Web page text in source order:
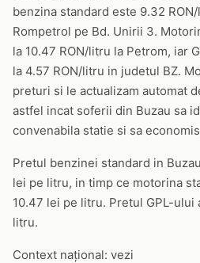
benzina standard este 9.32
Rompetrol pe Bd. Unirii 3.
la 10.47 RON/litru la Petrom, iar
la 4.57 RON/litru in judetul BZ.
preturi si le actualizam automat
astfel incat soferii din Buzau sa
convenabila statie si sa
Pretul benzinei standard in
lei pe litru, in timp ce motorina
10.47 lei pe litru. Pretul GPL-ului
litru.
Context național: vezi